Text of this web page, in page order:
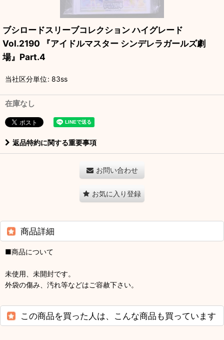
ブシロードスリーブコレクション ハイグレード
Vol.2190 『アイドルマスター シンデレラガールズ劇
場』Part.4
当社区分単位: 83ss
在庫なし
返品特約に関する重要事項
お問い合わせ
お気に入り登録
商品詳細
■商品について
未使用、未開封です。
外袋の傷み、汚れ等などはご容赦下さい。
この商品を買った人は、こんな商品も買っています